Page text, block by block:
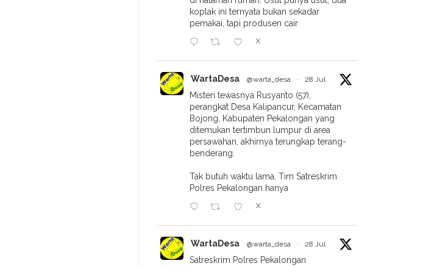
koplak ini ternyata bukan sekadar
pemakai, tapi produsen cair
X
WartaDesa @warta_desa · 28 Jul
Misteri tewasnya Rusyanto (57),
perangkat Desa Kalipancur, Kecamatan
Bojong, Kabupaten Pekalongan yang
ditemukan tertimbun lumpur di area
persawahan, akhirnya terungkap terang-
benderang.
Tak butuh waktu lama, Tim Satreskrim
Polres Pekalongan hanya
X
WartaDesa @warta_desa · 28 Jul
Satreskrim Polres Pekalongan